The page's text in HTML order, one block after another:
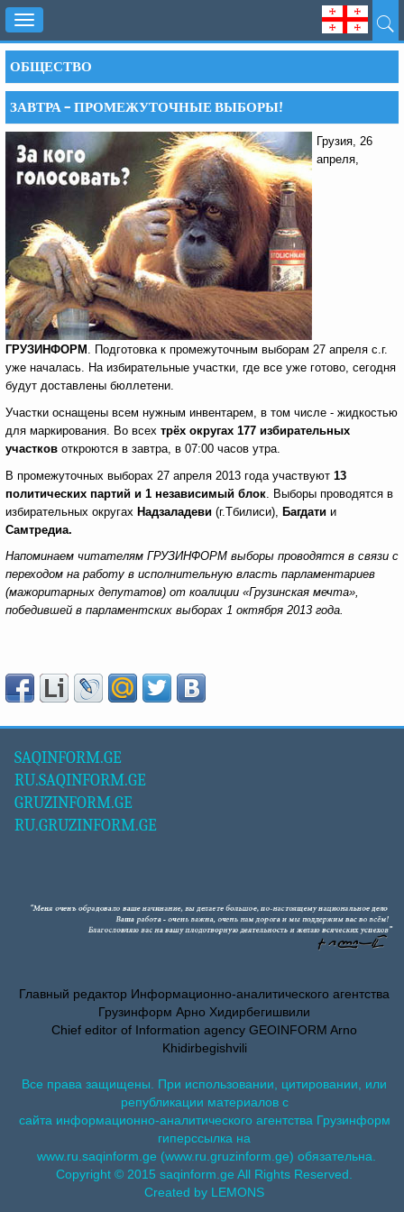
Toggle
navigation
ОБЩЕСТВО
ЗАВТРА – ПРОМЕЖУТОЧНЫЕ ВЫБОРЫ!
Грузия, 26
апреля,
ГРУЗИНФОРМ . Подготовка к промежуточным выборам 27 апреля с.г.
уже началась. На избирательные участки, где все уже готово, сегодня
будут доставлены бюллетени.
Участки оснащены всем нужным инвентарем, в том числе - жидкостью
для маркирования. Во всех трёх округах 177 избирательных
участков откроются в завтра, в 07:00 часов утра.
В промежуточных выборах 27 апреля 2013 года участвуют 13
политических партий и 1 независимый блок. Выборы проводятся в
избирательных округах Надзаладеви (г.Тбилиси), Багдати и
Самтредиа.
Напоминаем читателям ГРУЗИНФОРМ выборы проводятся в связи с
переходом на работу в исполнительную власть парламентариев
(мажоритарных депутатов) от коалиции «Грузинская мечта»,
победившей в парламентских выборах 1 октября 2013 года.
SAQINFORM.GE
RU.SAQINFORM.GE
GRUZINFORM.GE
RU.GRUZINFORM.GE
Главный редактор Информационно-аналитического агентства
Грузинформ Арно Хидирбегишвили
Chief editor of Information agency GEOINFORM Arno
Khidirbegishvili
Все права защищены. При использовании, цитировании, или
републикации материалов с
сайта информационно-аналитического агентства Грузинформ
гиперссылка на
www.ru.saqinform.ge (www.ru.gruzinform.ge) обязательна.
Copyright © 2015 saqinform.ge All Rights Reserved.
Created by LEMONS